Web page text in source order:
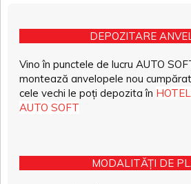
DEPOZITARE
Vino în punctele de lucru AUTO
montează anvelopele nou
cele vechi le poți depozita în
AUTO SOFT
MODALITĂȚI DE